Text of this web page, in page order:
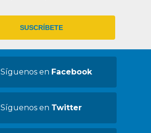
Síguenos en Facebook
Síguenos en Twitter